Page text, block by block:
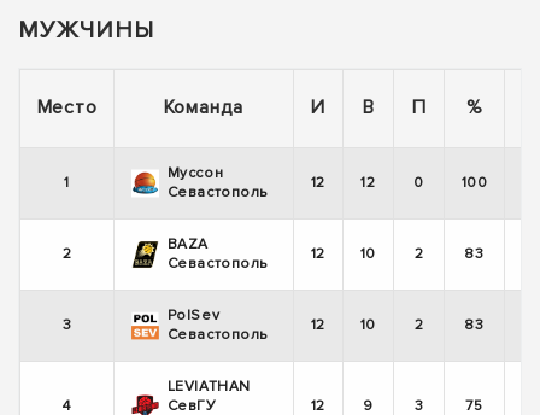
МУЖЧИНЫ
Место Команда И В П %
1
Муссон
Севастополь
12 12 0 100
2
BAZA
Севастополь
12 10 2 83
3
PolSev
Севастополь
12 10 2 83
4
LEVIATHAN
СевГУ
12 9 3 75